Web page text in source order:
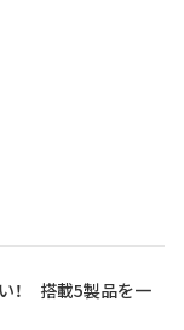
！ 搭載5製品を一